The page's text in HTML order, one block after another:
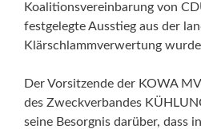
Koalitionsvereinbarung von
festgelegte Ausstieg aus der
Klärschlammverwertung
Der Vorsitzende der KOWA
des Zweckverbandes
seine Besorgnis darüber, dass